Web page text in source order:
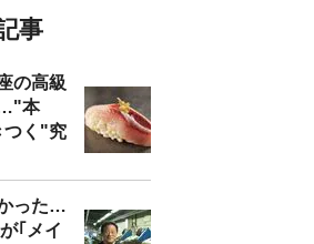
事
の高級
…"本
つく"究
った…
｢メイ